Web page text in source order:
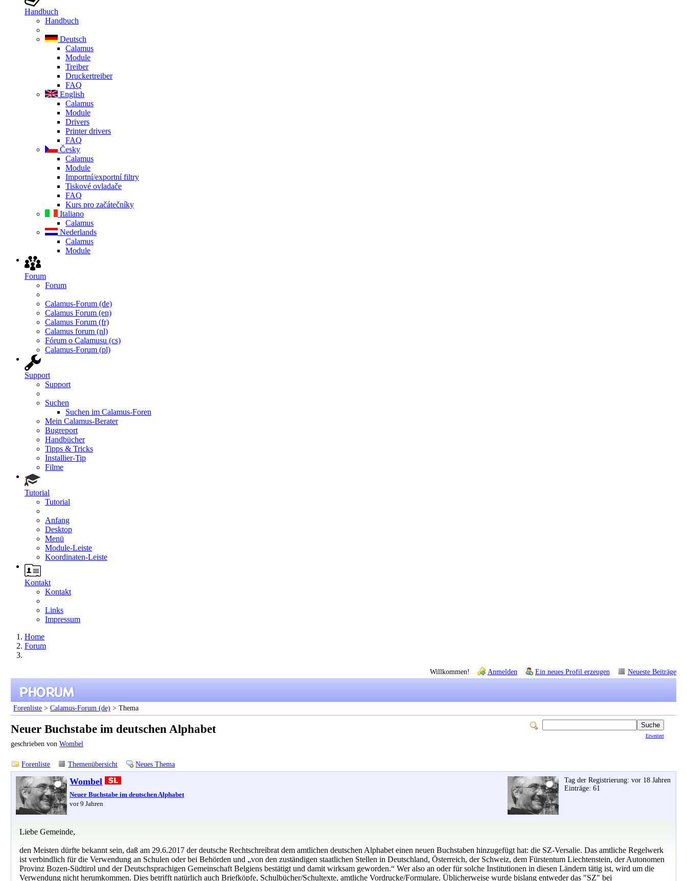
Handbuch
Handbuch
Deutsch
Calamus
Module
Treiber
Druckertreiber
FAQ
English
Calamus
Module
Drivers
Printer drivers
FAQ
Česky
Calamus
Module
Importní/exportní filtry
Tiskové ovladače
FAQ
Kurs pro začátečníky
Italiano
Calamus
Nederlands
Calamus
Module
Forum
Forum
Calamus-Forum (de)
Calamus Forum (en)
Calamus Forum (fr)
Calamus forum (nl)
Fórum o Calamusu (cs)
Calamus-Forum (pl)
Support
Support
Suchen
Suchen im Calamus-Foren
Mein Calamus-Berater
Bugreport
Handbücher
Tipps & Tricks
Installier-Tip
Filme
Tutorial
Tutorial
Anfang
Desktop
Menü
Module-Leiste
Koordinaten-Leiste
Kontakt
Kontakt
Links
Impressum
Home
Forum
Willkommen! Anmelden Ein neues Profil erzeugen Neueste Beiträge
Forenliste >Calamus-Forum (de) > Thema
Erweitert
Neuer Buchstabe im deutschen Alphabet
geschrieben vonWombel
Forenliste Themenübersicht Neues Thema
Wombel
Neuer Buchstabe im deutschen Alphabet
vor 9 Jahren
Tag der Registrierung: vor 18 Jahren
Einträge: 61
Liebe Gemeinde,
den Meisten dürfte bekannt sein, daß am 29.6.2017 der deutsche Rechtschreibrat dem amtlichen deutschen Alphabet einen neuen Buchstaben hinzugefügt hat: die SZ-Versalie. Das amtliche Regelwerk
ist verbindlich für die Verwendung an Schulen oder bei Behörden und „von den zuständigen staatlichen Stellen in Deutschland, Österreich, der Schweiz, dem Fürstentum Liechtenstein, der Autonomen
Provinz Bozen-Südtirol und der Deutschsprachigen Gemeinschaft Belgiens bestätigt und damit wirksam geworden.“ Wer also an oder für solche Institutionen in diesen Ländern tätig ist, wird um die
Verwendung nicht herumkommen. Dies betrifft natürlich auch Briefköpfe, Schulbücher/Schultexte, amtliche Vordrucke/Formulare. Üblicherweise wurde bislang entweder das "SZ" bei